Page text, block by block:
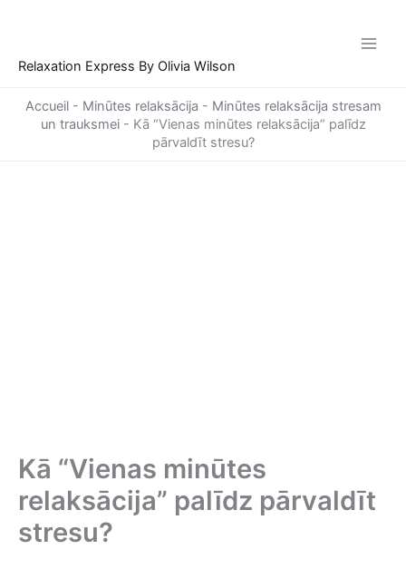
Relaxation Express By Olivia Wilson
Accueil- Minūtes relaksācija - Minūtes relaksācija stresam
un trauksmei- Kā “Vienas minūtes relaksācija” palīdz
pārvaldīt stresu?
Kā “Vienas minūtes
relaksācija” palīdz pārvaldīt
stresu?